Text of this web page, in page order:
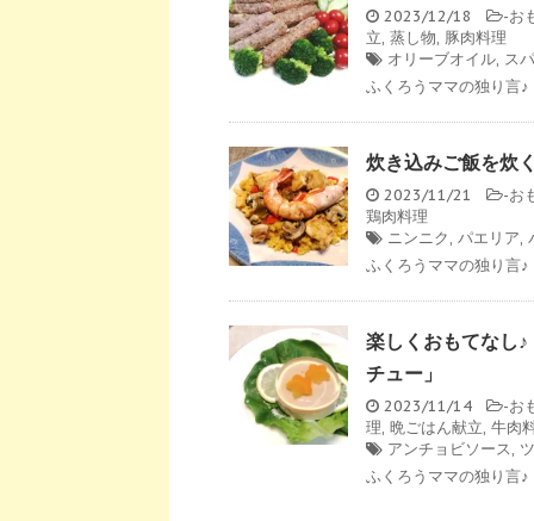
2023/12/18 -お
立, 蒸し物, 豚肉料理
オリーブオイル, ス
ふくろうママの独り言
炊き込みご飯を炊
2023/11/21 -お
鶏肉料理
ニンニク, パエリア,
ふくろうママの独り言
楽しくおもてなし
チュー」
2023/11/14 -お
理, 晩ごはん献立, 牛肉
アンチョビソース,
ふくろうママの独り言